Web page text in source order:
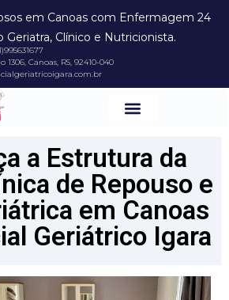
em Canoas com Enfermagem 24
Geriatra, Clínico e Nutricionista.
Canoas, RS, 92410-040
a Estrutura da
de Repouso e
em Canoas
Geriátrico Igara